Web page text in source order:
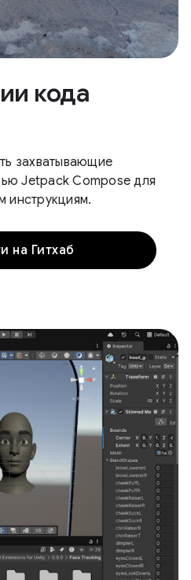
кода
захватывающие
Jetpack Compose для
инструкциям.
на Гитхаб